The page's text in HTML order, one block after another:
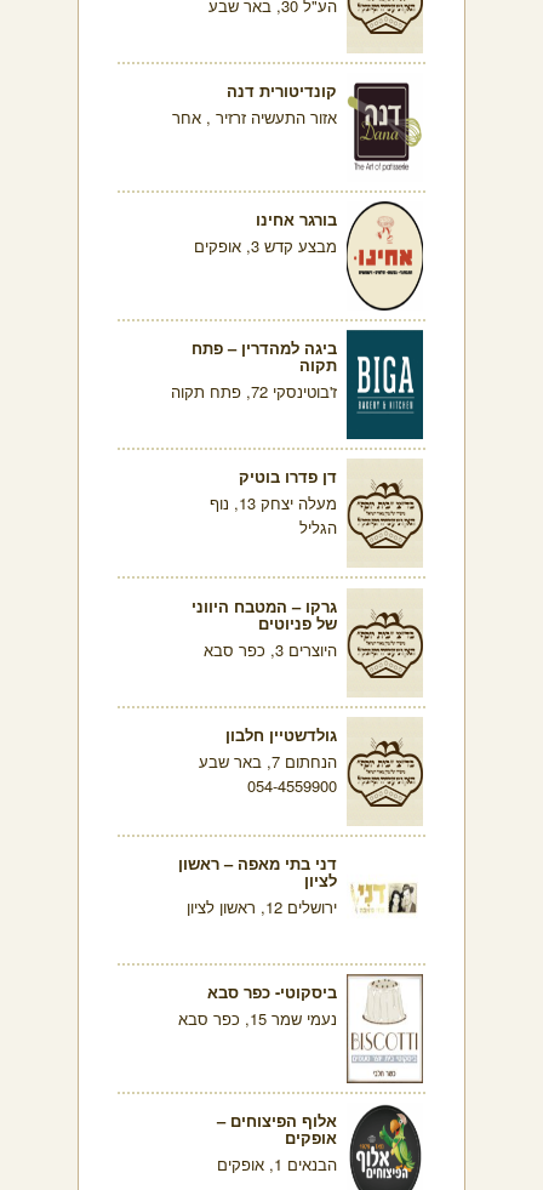
הע"ל 30, באר שבע
קונדיטורית דנה
אזור התעשיה זרזיר , אחר
בורגר אחינו
מבצע קדש 3, אופקים
ביגה למהדרין – פתח
תקוה
ז'בוטינסקי 72, פתח תקוה
דן פדרו בוטיק
מעלה יצחק 13, נוף
הגליל
גרקו – המטבח היווני
של פניוטים
היוצרים 3, כפר סבא
גולדשטיין חלבון
הנחתום 7, באר שבע
054-4559900
דני בתי מאפה – ראשון
לציון
ירושלים 12, ראשון לציון
ביסקוטי- כפר סבא
נעמי שמר 15, כפר סבא
אלוף הפיצוחים –
אופקים
הבנאים 1, אופקים